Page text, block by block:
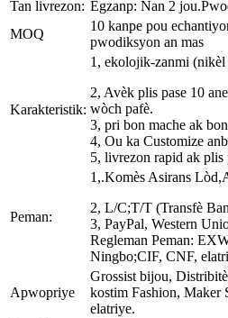
Tan livrezon: Egzanp: Nan 2
MOQ
10 kanpe pou
pwodiksyon an mas
Karakteristik:
1, ekolojik-zanmi (nikèl
2, Avèk plis pase 10
wòch pafè.
3, pri bon mache ak
4, Ou ka Customize
5, livrezon rapid ak plis
Peman:
1,.Komès Asirans
2, L/C;T/T (Transfè
3, PayPal, Western
Regleman Peman:
Ningbo;CIF, CNF,
Apwopriye
Grossist bijou,
kostim Fashion, Maker
elatriye.